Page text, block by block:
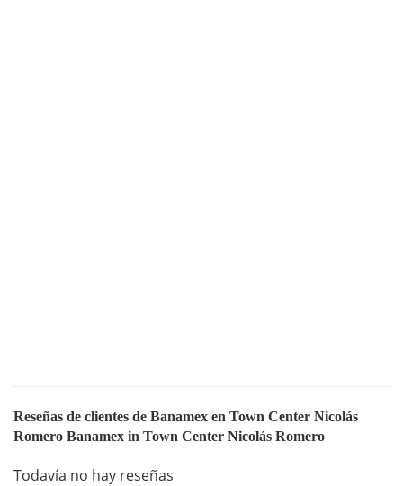
Reseñas de clientes de Banamex en Town Center Nicolás
Romero Banamex in Town Center Nicolás Romero
Todavía no hay reseñas